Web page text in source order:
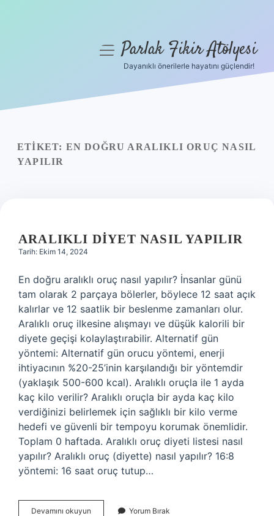
Yasal Uyarı
menüyüParlak Fikir Atölyesi
Dayanıklı önerilerle hayatını güçlendir!
ETIKET: EN DOĞRU ARALIKLI ORUÇ NASIL
YAPILIR
ARALIKLI DIYET NASIL YAPILIR
Tarih: Ekim 14, 2024
En doğru aralıklı oruç nasıl yapılır? İnsanlar günü
tam olarak 2 parçaya bölerler, böylece 12 saat açık
kalırlar ve 12 saatlik bir beslenme zamanları olur.
Aralıklı oruç ilkesine alışmayı ve düşük kalorili bir
diyete geçişi kolaylaştırabilir. Alternatif gün
yöntemi: Alternatif gün orucu yöntemi, enerji
ihtiyacının %20-25’inin karşılandığı bir yöntemdir
(yaklaşık 500-600 kcal). Aralıklı oruçla ile 1 ayda
kaç kilo verilir? Aralıklı oruçla bir ayda kaç kilo
verdiğinizi belirlemek için sağlıklı bir kilo verme
hedefi ve güvenli bir tempoyu korumak önemlidir.
Toplam 0 haftada. Aralıklı oruç diyeti listesi nasıl
yapılır? Aralıklı oruç (diyette) nasıl yapılır? 16:8
yöntemi: 16 saat oruç tutup…
Devamını okuyun Yorum Bırak